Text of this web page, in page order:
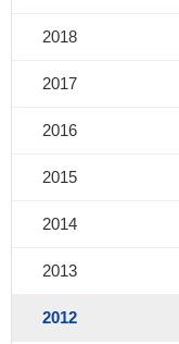
2018
2017
2016
2015
2014
2013
2012